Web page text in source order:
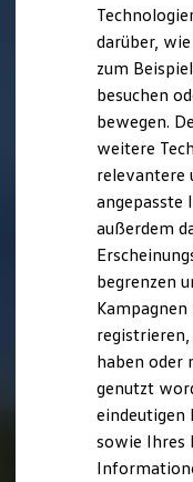
Kosten und
E-
Software
Die
ID.
Marke und Erlebnis
Volkswagen
R-
R
Driving
Volkswagen
Lifestyle
T-Roc
Golf
darüber,
zum
besuchen
bewegen.
weitere
relevantere
angepasste
außerdem
begrenzen
Kampagnen
haben oder
genutzt
sowie Ihres